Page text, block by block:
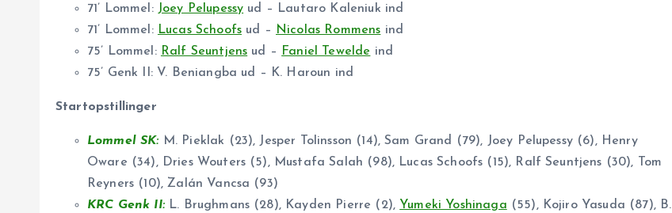
71’ Lommel: Joey Pelupessy ud – Lautaro Kaleniuk ind
71’ Lommel: Lucas Schoofs ud – Nicolas Rommens ind
75’ Lommel: Ralf Seuntjens ud – Faniel Tewelde ind
75’ Genk II: V. Beniangba ud – K. Haroun ind
Startopstillinger
Lommel SK: M. Pieklak (23), Jesper Tolinsson (14), Sam Grand (79), Joey Pelupessy (6), Henry
Oware (34), Dries Wouters (5), Mustafa Salah (98), Lucas Schoofs (15), Ralf Seuntjens (30), Tom
Reyners (10), Zalán Vancsa (93)
KRC Genk II:L. Brughmans (28), Kayden Pierre (2), Yumeki Yoshinaga (55), Kojiro Yasuda (87), B.